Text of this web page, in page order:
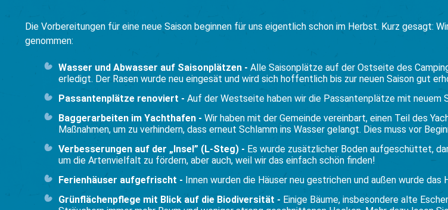
Die Vorbereitungen für eine neue Saison beginnen für uns eigentlich schon im Herbst. Kurz gesagt:
genommen:
Wasser und Abwasser auf Saisonplätzen - Alle Saisonplätze auf der Ostseite des
erledigt. Der Rasen wurde neu eingesät und wird sich hoffentlich bis zur neuen Saison gut
Passantenplätze renoviert - Auf der Westseite haben wir die Passantenplätze mit neuem
Baggerarbeiten im Yachthafen - Wir haben mit der Gemeinde vereinbart, einen Teil des
Maßnahmen, um zu verhindern, dass erneut Schlamm ins Wasser gelangt. Dies muss vor
Verbesserungen auf der „Insel” (L-Steg) - Es wurde zusätzlicher Boden aufgeschüttet,
um die Artenvielfalt zu fördern, aber auch, weil wir das einfach schön finden!
Ferienhäuser aufgefrischt - Innen wurden die Häuser neu gestrichen und außen wurde
Grünflächenpflege mit Blick auf die Biodiversität - Einige Bäume, insbesondere alte